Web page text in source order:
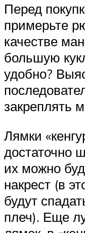
Перед
примерьте
качестве
большую
удобно?
закреплять
Лямки
достаточно
их можно
накрест (в
будут
плеч). Еще